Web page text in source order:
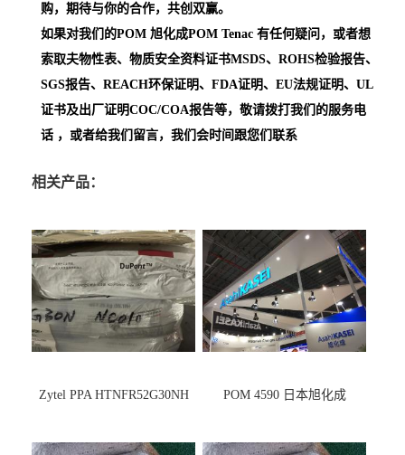
购，期待与你的合作，共创双赢。
如果对我们的POM 旭化成POM Tenac 有任何疑问，或者想
索取夫物性表、物质安全资料证书MSDS、ROHS检验报告、
SGS报告、REACH环保证明、FDA证明、EU法规证明、UL
证书及出厂证明COC/COA报告等，敬请拨打我们的服务电
话 ，或者给我们留言，我们会时间跟您们联系
相关产品：
Zytel PPA HTNFR52G30NH POM 4590 日本旭化成